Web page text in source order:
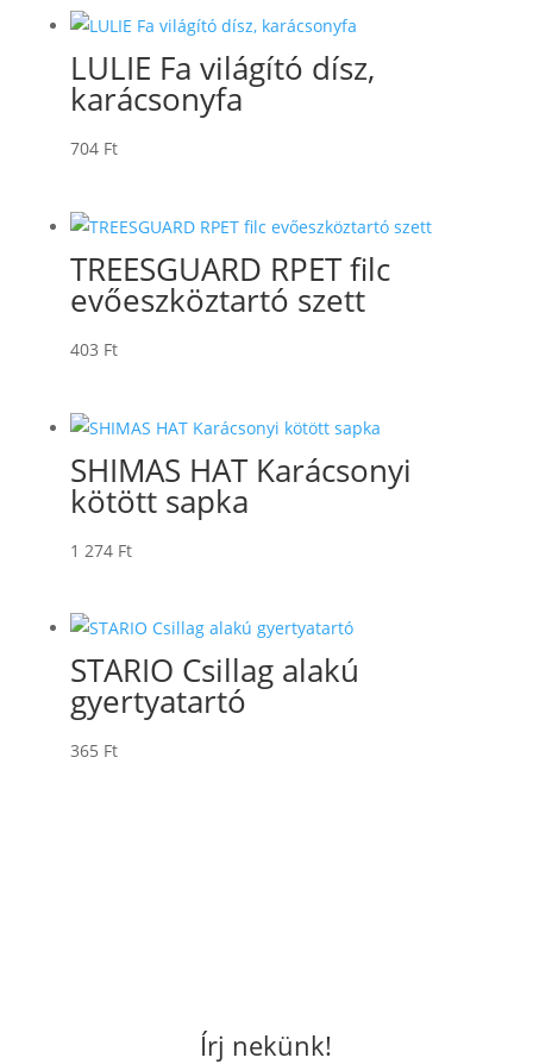
LULIE Fa világító dísz,
karácsonyfa
704 Ft
TREESGUARD RPET filc
evőeszköztartó szett
403 Ft
SHIMAS HAT Karácsonyi
kötött sapka
1 274 Ft
STARIO Csillag alakú
gyertyatartó
365 Ft
Írj nekünk!